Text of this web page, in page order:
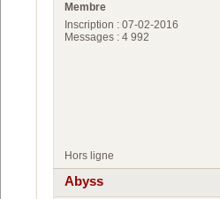
Membre
Inscription : 07-02-2016
Messages : 4 992
Hors ligne
Abyss